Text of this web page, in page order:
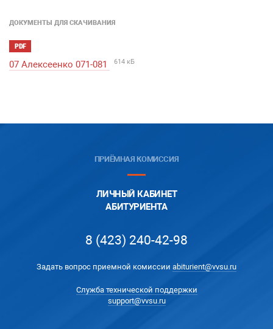
ДОКУМЕНТЫ ДЛЯ СКАЧИВАНИЯ
PDF
07 Алексеенко 071-081 614 кБ
ПРИЁМНАЯ КОМИССИЯ
ЛИЧНЫЙ КАБИНЕТ
АБИТУРИЕНТА
8 (423) 240-42-98
Задать вопрос приемной комиссии abiturient@vvsu.ru
Служба технической поддержки
support@vvsu.ru